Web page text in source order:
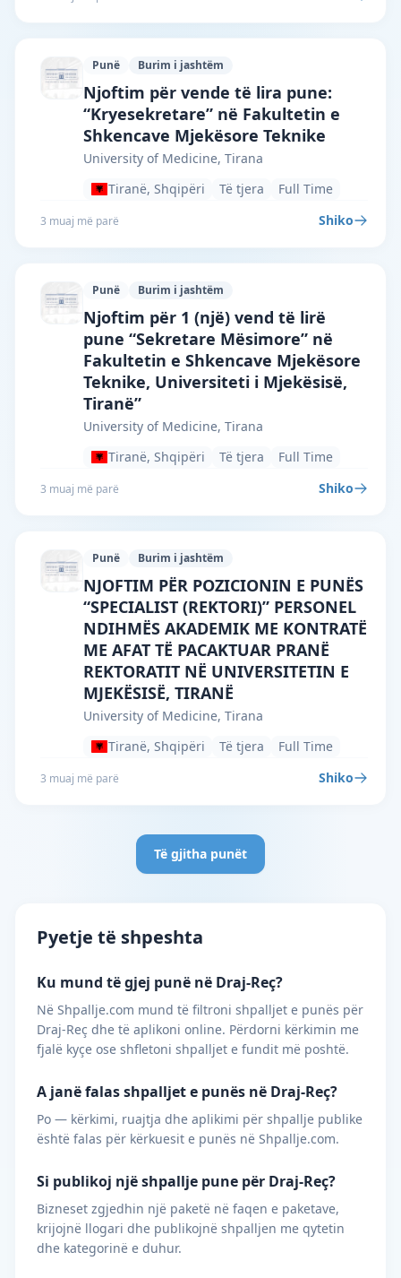
Punë Burim i jashtëm
University of Medicine, Tirana · Tiranë
Njoftim për vende të lira pune:
“Kryesekretare” në Fakultetin e
Shkencave Mjekësore Teknike
University of Medicine, Tirana
Tiranë, Shqipëri
Të tjera Full Time
3 muaj më parë Shiko
Punë Burim i jashtëm
University of Medicine, Tirana · Tiranë
Njoftim për 1 (një) vend të lirë
pune “Sekretare Mësimore” në
Fakultetin e Shkencave Mjekësore
Teknike, Universiteti i Mjekësisë,
Tiranë”
University of Medicine, Tirana
Tiranë, Shqipëri
Të tjera Full Time
3 muaj më parë Shiko
Punë Burim i jashtëm
University of Medicine, Tirana · Tiranë
NJOFTIM PËR POZICIONIN E PUNËS
“SPECIALIST (REKTORI)” PERSONEL
NDIHMËS AKADEMIK ME KONTRATË
ME AFAT TË PACAKTUAR PRANË
REKTORATIT NË UNIVERSITETIN E
MJEKËSISË, TIRANË
University of Medicine, Tirana
Tiranë, Shqipëri
Të tjera Full Time
3 muaj më parë Shiko
Të gjitha punët
Pyetje të shpeshta
Ku mund të gjej punë në Draj-Reç?
Në Shpallje.com mund të filtroni shpalljet e punës për
Draj-Reç dhe të aplikoni online. Përdorni kërkimin me
fjalë kyçe ose shfletoni shpalljet e fundit më poshtë.
A janë falas shpalljet e punës në Draj-Reç?
Po — kërkimi, ruajtja dhe aplikimi për shpallje publike
është falas për kërkuesit e punës në Shpallje.com.
Si publikoj një shpallje pune për Draj-Reç?
Bizneset zgjedhin një paketë në faqen e paketave,
krijojnë llogari dhe publikojnë shpalljen me qytetin
dhe kategorinë e duhur.